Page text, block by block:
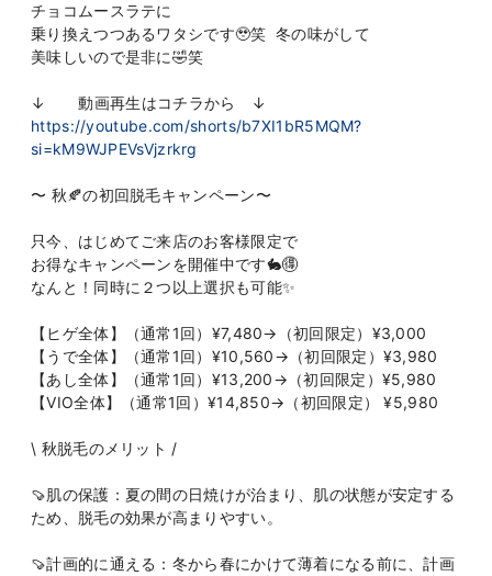
チョコムースラテに
乗り換えつつあるワタシです🥹笑 冬の味がして
美味しいので是非に🤣笑
↓ 動画再生はコチラから ↓
https://youtube.com/shorts/b7XI1bR5MQM?
si=kM9WJPEVsVjzrkrg
〜 秋🍂の初回脱毛キャンペーン〜
只今、はじめてご来店のお客様限定で
お得なキャンペーンを開催中です🐇🉐
なんと！同時に２つ以上選択も可能✨
【ヒゲ全体】（通常1回）¥7,480→（初回限定）¥3,000
【うで全体】（通常1回）¥10,560→（初回限定）¥3,980
【あし全体】（通常1回）¥13,200→（初回限定）¥5,980
【VIO全体】（通常1回）¥14,850→（初回限定） ¥5,980
\ 秋脱毛のメリット /
🍠肌の保護：夏の間の日焼けが治まり、肌の状態が安定する
ため、脱毛の効果が高まりやすい。
🍠計画的に通える：冬から春にかけて薄着になる前に、計画